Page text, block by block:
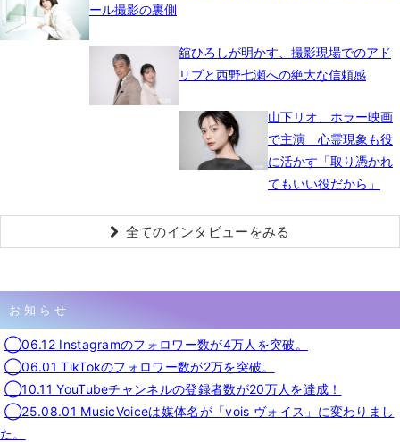
ール撮影の裏側
舘ひろしが明かす、撮影現場でのアド
リブと西野七瀬への絶大な信頼感
山下リオ、ホラー映画
で主演 心霊現象も役
に活かす「取り憑かれ
てもいい役だから」
全てのインタビューをみる
お知らせ
◯06.12 Instagramのフォロワー数が4万人を突破。
◯06.01 TikTokのフォロワー数が2万を突破。
◯10.11 YouTubeチャンネルの登録者数が20万人を達成！
◯25.08.01 MusicVoiceは媒体名が「vois ヴォイス」に変わりまし
た。